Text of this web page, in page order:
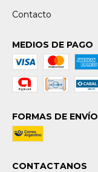
Contacto
MEDIOS DE PAGO
FORMAS DE ENVÍO
CONTACTANOS